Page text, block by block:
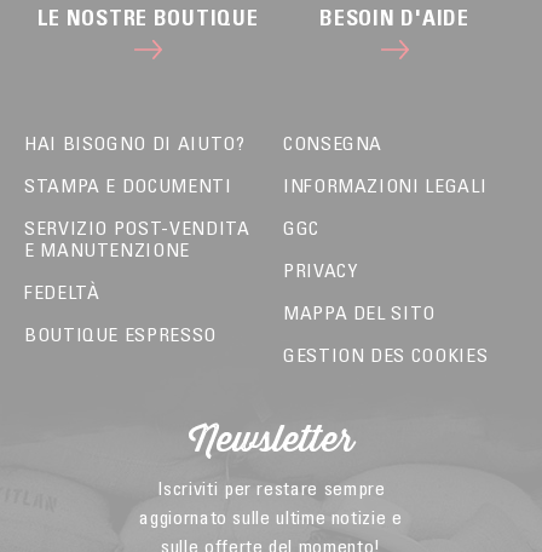
LE NOSTRE BOUTIQUE BESOIN D'AIDE
HAI BISOGNO DI AIUTO?
STAMPA E DOCUMENTI
SERVIZIO POST-VENDITA
E MANUTENZIONE
FEDELTÀ
BOUTIQUE ESPRESSO
CONSEGNA
INFORMAZIONI LEGALI
GGC
PRIVACY
MAPPA DEL SITO
GESTION DES COOKIES
Newsletter
Iscriviti per restare sempre
aggiornato sulle ultime notizie e
sulle offerte del momento!